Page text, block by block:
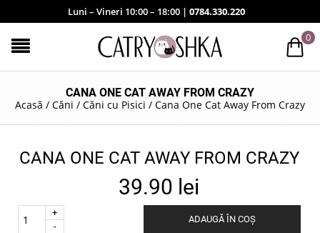
Luni – Vineri 10:00 – 18:00 | 0784.330.220
0
CANA ONE CAT AWAY FROM CRAZY
Acasă / Căni / Căni cu Pisici / Cana One Cat Away From Crazy
CANA ONE CAT AWAY FROM CRAZY
39.90 lei
Quantity
ADAUGĂ ÎN COȘ